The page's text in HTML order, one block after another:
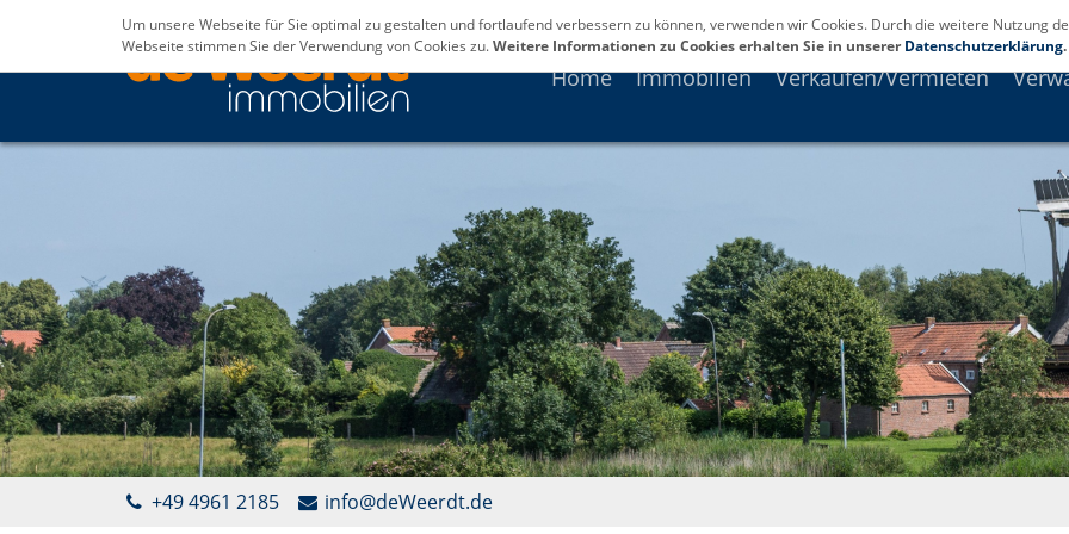
Home Immobilien Verkaufen/Vermieten
+49 4961 2185 info@deWeerdt.de
Um unsere Webseite für Sie optimal zu gestalten und fortlaufend verbessern zu können, verwenden wir Cookies. Durch die weitere Nutzung
Webseite stimmen Sie der Verwendung von Cookies zu.Weitere Informationen zu Cookies erhalten Sie in unsererDatenschutzerklärung.